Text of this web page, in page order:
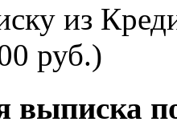
из
руб.)
выписка